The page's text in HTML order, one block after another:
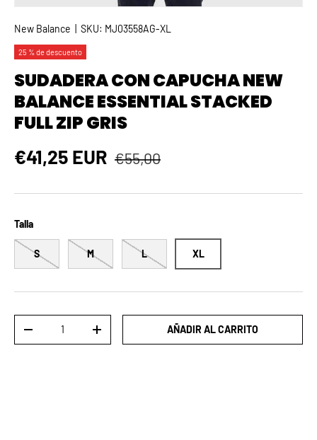
New Balance SKU: MJ03558AG-XL
25 % de descuento
SUDADERA CON CAPUCHA NEW
BALANCE ESSENTIAL STACKED
FULL ZIP GRIS
Precio de venta
€41,25 EUR Precio normal
€55,00
Talla
S M L XL
DISMINUIR CANTIDADAUMENTAR LA CANTIDADAÑADIR AL CARRITO